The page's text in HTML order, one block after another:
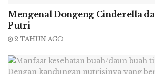
10 miliar, dan perdagangannya
kali lipat.
Mengenal Dongeng Cinderella
Putri
2 TAHUN AGO